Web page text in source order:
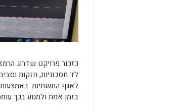
כזכור פרויקט שדרוג
לד חסכוניות, חזקות
לאגף התשתיות. באמצעות
בזמן אמת ולמנוע בכך